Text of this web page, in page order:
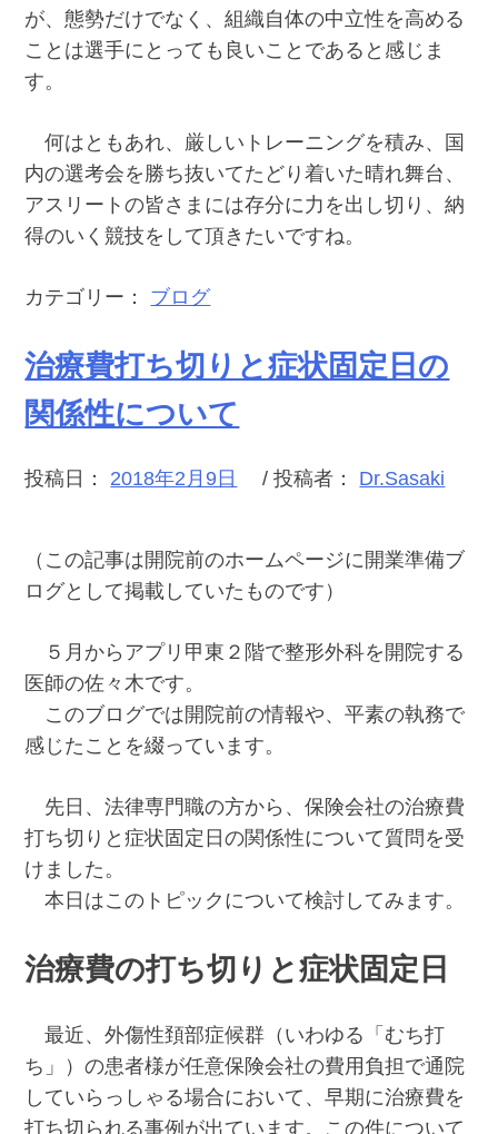
が、態勢だけでなく、組織自体の中立性を高める
ことは選手にとっても良いことであると感じま
す。
何はともあれ、厳しいトレーニングを積み、国
内の選考会を勝ち抜いてたどり着いた晴れ舞台、
アスリートの皆さまには存分に力を出し切り、納
得のいく競技をして頂きたいですね。
カテゴリー： ブログ
治療費打ち切りと症状固定日の
関係性について
投稿日： 2018年2月9日 / 投稿者： Dr.Sasaki
（この記事は開院前のホームページに開業準備ブ
ログとして掲載していたものです）
５月からアプリ甲東２階で整形外科を開院する
医師の佐々木です。
このブログでは開院前の情報や、平素の執務で
感じたことを綴っています。
先日、法律専門職の方から、保険会社の治療費
打ち切りと症状固定日の関係性について質問を受
けました。
本日はこのトピックについて検討してみます。
治療費の打ち切りと症状固定日
最近、外傷性頚部症候群（いわゆる「むち打
ち」）の患者様が任意保険会社の費用負担で通院
していらっしゃる場合において、早期に治療費を
打ち切られる事例が出ています。この件について